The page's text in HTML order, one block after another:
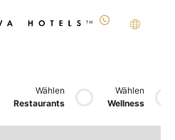
Wählen
Restaurants
Wählen
Wellness